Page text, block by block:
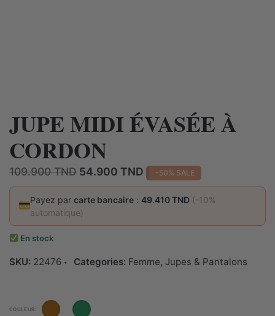
JUPE MIDI ÉVASÉE À
CORDON
109.900TND Le
prix
initial
était :
109.900 TND.
54.900 TND Le
prix
actuel
54.900 TND.
-50% SALE
Payez parcarte bancaire :49.410 TND (-10%
automatique)
En stock
SKU: 22476 Categories: Femme, Jupes & Pantalons
COULEUR: